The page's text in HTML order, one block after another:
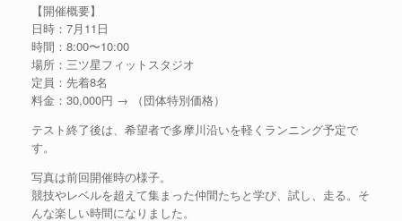
【開催概要】
日時：7月11日
時間：8:00〜10:00
場所：三ツ星フィットスタジオ
定員：先着8名
料金：30,000円 → （団体特別価格）
テスト終了後は、希望者で多摩川沿いを軽くランニング予定で
す。
写真は前回開催時の様子。
競技やレベルを超えて集まった仲間たちと学び、試し、走る。そ
んな楽しい時間になりました。